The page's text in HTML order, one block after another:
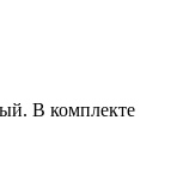
В комплекте